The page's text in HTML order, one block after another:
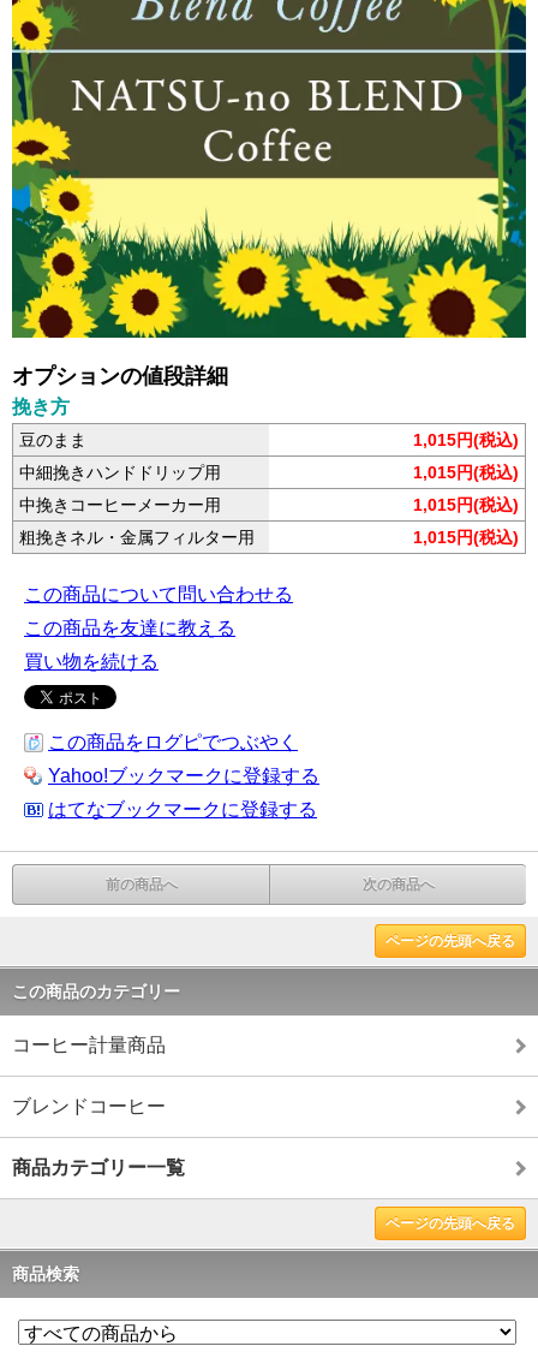
オプションの値段詳細
挽き方
豆のまま
1,015円(税込)
中細挽きハンドドリップ用
1,015円(税込)
中挽きコーヒーメーカー用
1,015円(税込)
粗挽きネル・金属フィルター用
1,015円(税込)
この商品について問い合わせる
この商品を友達に教える
買い物を続ける
この商品をログピでつぶやく
Yahoo!ブックマークに登録する
はてなブックマークに登録する
前の商品へ 次の商品へ
ページの先頭へ戻る
この商品のカテゴリー
コーヒー計量商品
ブレンドコーヒー
商品カテゴリー一覧
ページの先頭へ戻る
商品検索